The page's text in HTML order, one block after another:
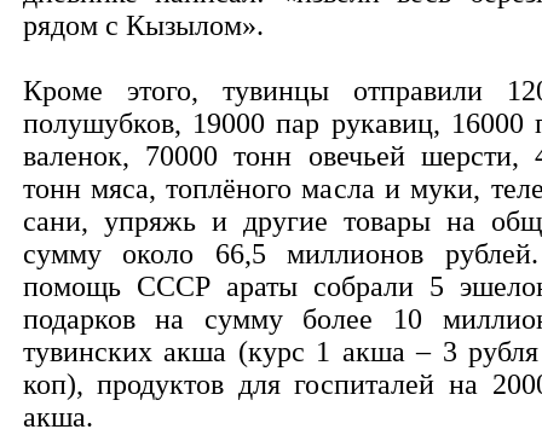
рядом с Кызылом».
Кроме этого, тувинцы отправили
полушубков, 19000 пар рукавиц, 16000
валенок, 70000 тонн овечьей шерсти,
тонн мяса, топлёного масла и муки,
сани, упряжь и другие товары на
сумму около 66,5 миллионов
помощь СССР араты собрали 5
подарков на сумму более 10
тувинских акша (курс 1 акша – 3
коп), продуктов для госпиталей на
акша.